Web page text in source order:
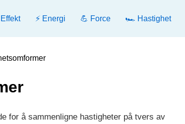
⚡ Energi 💪 Force 🏎️ Hastighet
for å sammenligne hastigheter på tvers av